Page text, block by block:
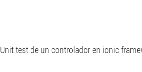
Unit test de un controlador en ionic